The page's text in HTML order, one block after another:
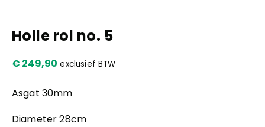
Kennis en praktijk
Contact
Holle rol no. 5
€ 249,90 exclusief BTW
Asgat 30mm
Diameter 28cm